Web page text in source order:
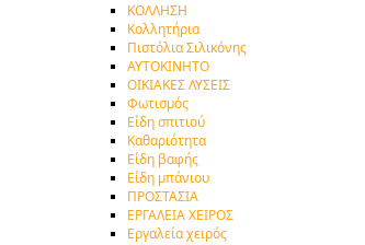
ΚΟΛΛΗΣΗ
Κολλητήρια
Πιστόλια Σιλικόνης
ΑΥΤΟΚΙΝΗΤΟ
ΟΙΚΙΑΚΕΣ ΛΥΣΕΙΣ
Φωτισμός
Είδη σπιτιού
Καθαριότητα
Είδη βαφής
Είδη μπάνιου
ΠΡΟΣΤΑΣΙΑ
ΕΡΓΑΛΕΙΑ ΧΕΙΡΟΣ
Εργαλεία χειρός